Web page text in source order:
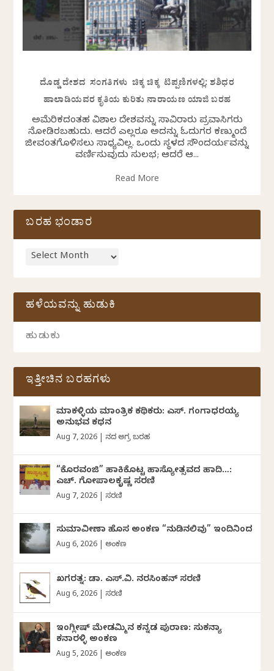
ದೊಡ್ಡ ದೇಶದ ಸಂಗತಿಗಳು ಚಿಕ್ಕ ಚಿಕ್ಕ ಟಿಪ್ಪಣಿಗಳಲ್ಲಿ: ಶಶಿಧರ
ಹಾಲಾಡಿಯವರ ಕೃತಿಯ ಕುರಿತು ನಾರಾಯಣ ಯಾಜಿ ಬರಹ
ಅಮೆರಿಕದಂತಹ ವಿಶಾಲ ದೇಶವನ್ನು ಸಾವಿರಾರು ಪ್ರವಾಸಿಗರು
ನೋಡಿರಬಹುದು. ಆದರೆ ಎಲ್ಲರೂ ಅದನ್ನು ಓದುಗರ ಕಣ್ಮುಂದೆ
ಜೀವಂತಗೊಳಿಸಲು ಸಾಧ್ಯವಿಲ್ಲ. ಒಂದು ಸ್ಥಳದ ಸೌಂದರ್ಯವನ್ನು
ವರ್ಣಿಸುವುದು ಸುಲಭ; ಆದರೆ ಆ...
Read More
ಬರಹ ಭಂಡಾರ
ಹಳೆಯವನ್ನು ಹುಡುಕಿ
ಇತ್ತೀಚಿನ ಬರಹಗಳು
ಮಾಕಳ್ಳಿಯ ಮಾಂತ್ರಿಕ ಕಥಿಕರು: ಎಸ್. ಗಂಗಾಧರಯ್ಯ
ಅನುಭವ ಕಥನ
Aug 7, 2026 ದಿನದ ಅಗ್ರ ಬರಹ
“ಕೊರವಂಜಿ” ಹಾಕಿಕೊಟ್ಟ ಹಾಸ್ಯೋತ್ಸವದ ಹಾದಿ…:
ಎಚ್. ಗೋಪಾಲಕೃಷ್ಣ ಸರಣಿ
Aug 7, 2026 ಸರಣಿ
ಸುಮಾವೀಣಾ ಹೊಸ ಅಂಕಣ “ನುಡಿನಲಿವು” ಇಂದಿನಿಂದ
Aug 6, 2026 ಅಂಕಣ
ಖಗರತ್ನ: ಡಾ. ಎಸ್.ವಿ. ನರಸಿಂಹನ್‌‌ ಸರಣಿ
Aug 6, 2026 ಸರಣಿ
ಇಂಗ್ಲೀಷ್ ಮೇಡಮ್ಮಿನ ಕನ್ನಡ ಪುರಾಣ: ಸುಕನ್ಯಾ
ಕನಾರಳ್ಳಿ ಅಂಕಣ
Aug 5, 2026 ಅಂಕಣ